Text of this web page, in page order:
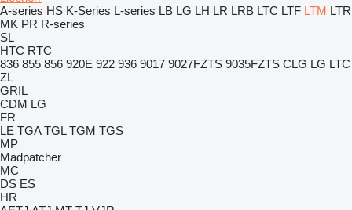
A-series HS K-Series L-series LB LG LH LR LRB LTC LTF LTM LTR
MK PR R-series
SL
HTC RTC
836 855 856 920E 922 936 9017 9027FZTS 9035FZTS CLG LG LTC
ZL
GRIL
CDM LG
FR
LE TGA TGL TGM TGS
MP
Madpatcher
MC
DS ES
HR